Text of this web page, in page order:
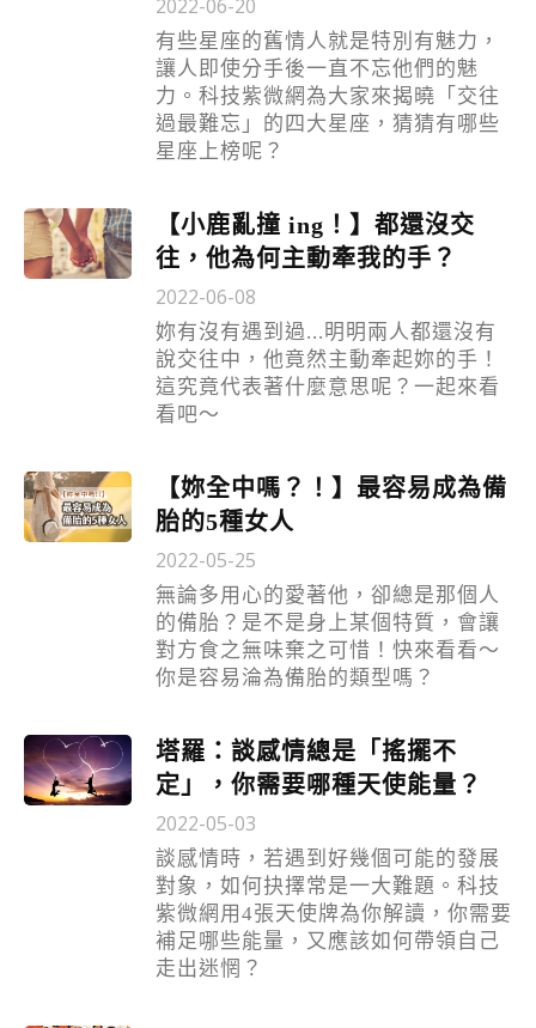
2022-06-20
有些星座的舊情人就是特別有魅力，
讓人即使分手後一直不忘他們的魅
力。科技紫微網為大家來揭曉「交往
過最難忘」的四大星座，猜猜有哪些
星座上榜呢？
【小鹿亂撞 ing！】都還沒交
往，他為何主動牽我的手？
2022-06-08
妳有沒有遇到過...明明兩人都還沒有
說交往中，他竟然主動牽起妳的手！
這究竟代表著什麼意思呢？一起來看
看吧～
【妳全中嗎？！】最容易成為備
胎的5種女人
2022-05-25
無論多用心的愛著他，卻總是那個人
的備胎？是不是身上某個特質，會讓
對方食之無味棄之可惜！快來看看～
你是容易淪為備胎的類型嗎？
塔羅：談感情總是「搖擺不
定」，你需要哪種天使能量？
2022-05-03
談感情時，若遇到好幾個可能的發展
對象，如何抉擇常是一大難題。科技
紫微網用4張天使牌為你解讀，你需要
補足哪些能量，又應該如何帶領自己
走出迷惘？